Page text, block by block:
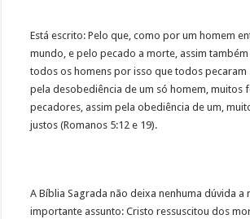
Está escrito: Pelo que, como por um homem
mundo, e pelo pecado a morte, assim
todos os homens por isso que todos pecaram
pela desobediência de um só homem, muitos
pecadores, assim pela obediência de um,
justos (Romanos 5:12 e 19).
A Bíblia Sagrada não deixa nenhuma dúvida a
importante assunto: Cristo ressuscitou dos